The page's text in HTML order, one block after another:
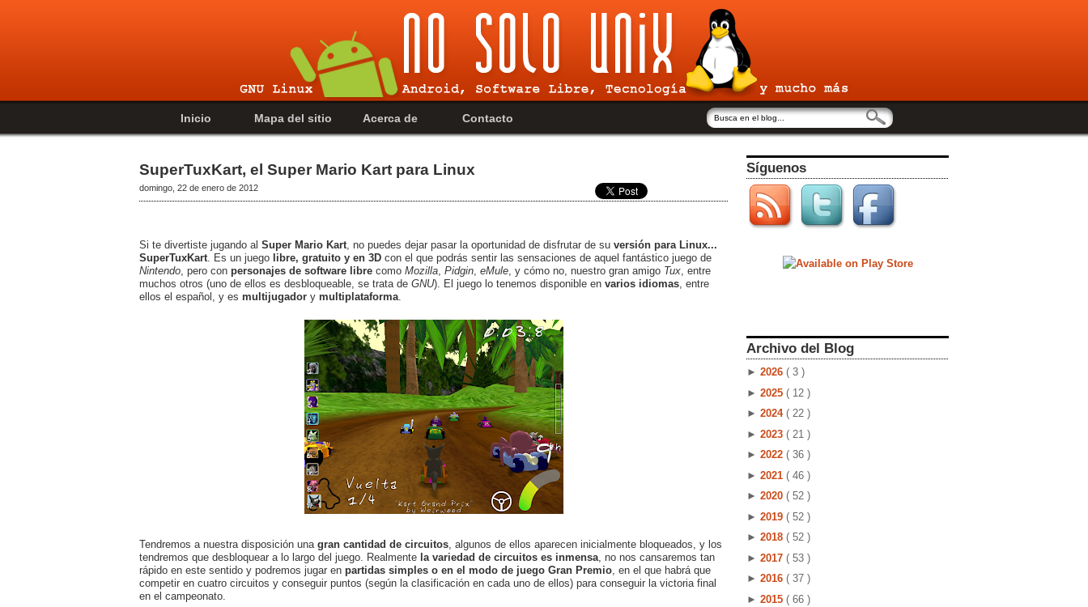
Inicio Mapa del sitio Acerca de Contacto
SuperTuxKart, el Super Mario Kart para Linux
domingo, 22 de enero de 2012
Si te divertiste jugando al Super Mario Kart , no puedes dejar pasar la oportunidad de disfrutar de su versión para Linux...
SuperTuxKart . Es un juego libre, gratuito y en 3D con el que podrás sentir las sensaciones de aquel fantástico juego de
Nintendo , pero con personajes de software libre como Mozilla Pidgin eMule , y cómo no, nuestro gran amigo Tux , entre
muchos otros (uno de ellos es desbloqueable, se trata de GNU). El juego lo tenemos disponible en varios idiomas , entre
ellos el español, y es multijugador y multiplataforma
Tendremos a nuestra disposición una gran cantidad de circuitos , algunos de ellos aparecen inicialmente bloqueados, y los
tendremos que desbloquear a lo largo del juego. Realmente la variedad de circuitos es inmensa , no nos cansaremos tan
rápido en este sentido y podremos jugar en partidas simples o en el modo de juego Gran Premio , en el que habrá que
competir en cuatro circuitos y conseguir puntos (según la clasificación en cada uno de ellos) para conseguir la victoria final
en el campeonato.
Síguenos
Archivo del Blog
► 2026 ( 3 )
► 2025 ( 12 )
► 2024 ( 22 )
► 2023 ( 21 )
► 2022 ( 36 )
► 2021 ( 46 )
► 2020 ( 52 )
► 2019 ( 52 )
► 2018 ( 52 )
► 2017 ( 53 )
► 2016 ( 37 )
► 2015 ( 66 )